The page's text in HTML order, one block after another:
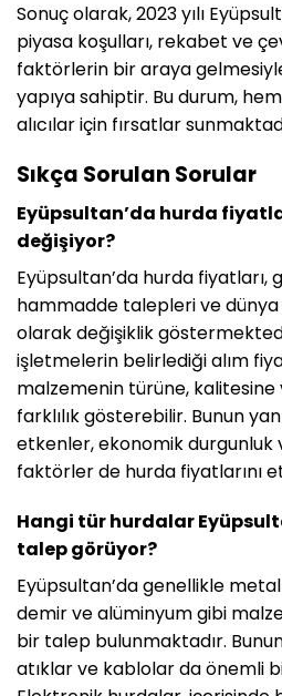
Sonuç olarak, 2023 yılı
piyasa koşulları, rekabet ve
faktörlerin bir araya
yapıya sahiptir. Bu durum,
alıcılar için fırsatlar
Sıkça Sorulan Sorular
Eyüpsultan’da hurda
değişiyor?
Eyüpsultan’da hurda fiyatları,
hammadde talepleri ve
olarak değişiklik
işletmelerin belirlediği alım
malzemenin türüne,
farklılık gösterebilir. Bunun
etkenler, ekonomik durgunluk
faktörler de hurda fiyatlarını
Hangi tür hurdalar
talep görüyor?
Eyüpsultan’da genellikle
demir ve alüminyum gibi
bir talep bulunmaktadır.
atıklar ve kablolar da önemli